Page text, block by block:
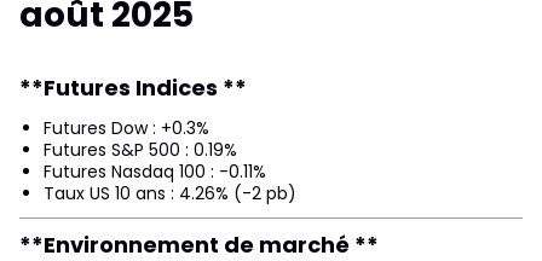
août 2025
**Futures Indices **
Futures Dow : +0.3%
Futures S&P 500 : 0.19%
Futures Nasdaq 100 : -0.11%
Taux US 10 ans : 4.26% (-2 pb)
**Environnement de marché **